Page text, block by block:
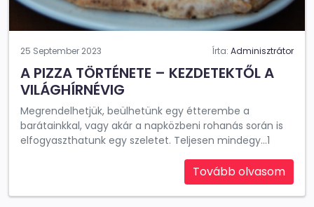
25 September 2023 Írta: Adminisztrátor
A PIZZA TÖRTÉNETE – KEZDETEKTŐL A
VILÁGHÍRNÉVIG
Megrendelhetjük, beülhetünk egy étterembe a
barátainkkal, vagy akár a napközbeni rohanás során is
elfogyaszthatunk egy szeletet. Teljesen mindegy...1
Tovább olvasom